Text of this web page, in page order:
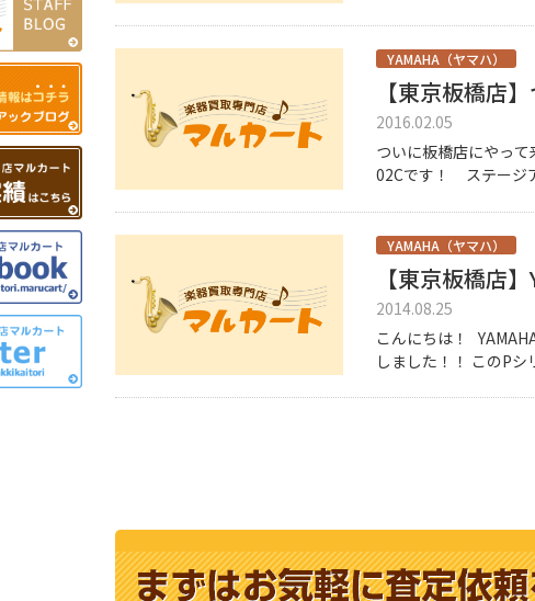
YAMAHA（ヤマハ）
2016.02.05
ついに板橋店にやっ
02Cです！ ステージ
YAMAHA（ヤマハ）
【東京板橋店
2014.08.25
こんにちは！
しました！！ このP